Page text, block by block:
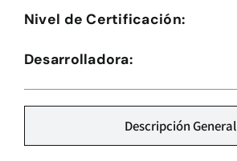
Plataforma CASA
Nivel de Certificación:
Desarrolladora:
Descripción General